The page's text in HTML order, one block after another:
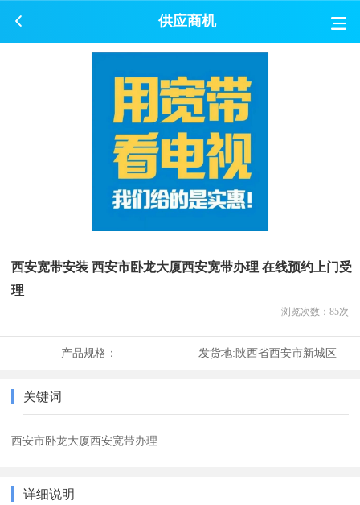
供应商机
西安宽带安装 西安市卧龙大厦西安宽带办理 在线预约上门受
理
浏览次数： 85次
产品规格： 发货地:陕西省西安市新城区
关键词
西安市卧龙大厦西安宽带办理
详细说明